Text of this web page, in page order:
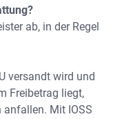
ab, in der Regel
versandt wird und
Freibetrag liegt,
anfallen. Mit IOSS